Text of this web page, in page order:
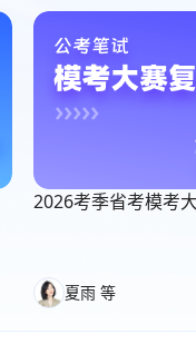
2026考季省考模考
夏雨 等